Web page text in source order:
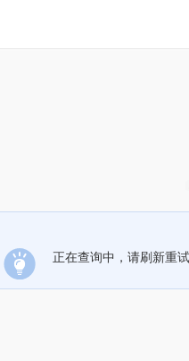
正在查询中，请刷新重试